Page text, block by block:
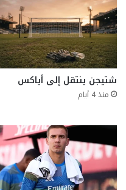
شتيجن ينتقل إلى أياكس
منذ 4 أيام